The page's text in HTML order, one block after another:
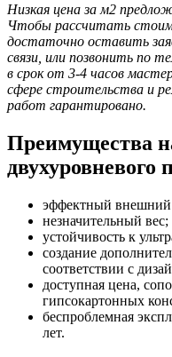
Низкая цена за м2
Чтобы рассчитать
достаточно оставить
связи, или позвонить по
в срок от 3-4 часов
сфере строительства и
работ гарантировано.
Преимущества
двухуровневого
эффектный внешний
незначительный вес;
устойчивость к
создание
соответствии с
доступная цена,
гипсокартонных
беспроблемная
лет.